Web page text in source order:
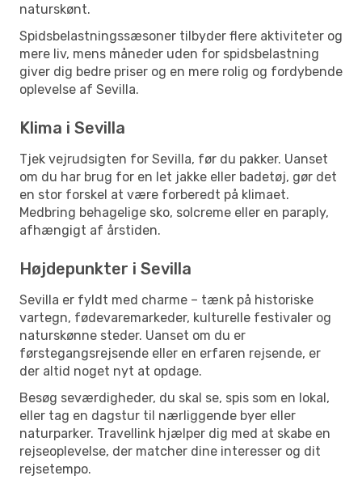
naturskønt.
Spidsbelastningssæsoner tilbyder flere aktiviteter og
mere liv, mens måneder uden for spidsbelastning
giver dig bedre priser og en mere rolig og fordybende
oplevelse af Sevilla.
Klima i Sevilla
Tjek vejrudsigten for Sevilla, før du pakker. Uanset
om du har brug for en let jakke eller badetøj, gør det
en stor forskel at være forberedt på klimaet.
Medbring behagelige sko, solcreme eller en paraply,
afhængigt af årstiden.
Højdepunkter i Sevilla
Sevilla er fyldt med charme – tænk på historiske
vartegn, fødevaremarkeder, kulturelle festivaler og
naturskønne steder. Uanset om du er
førstegangsrejsende eller en erfaren rejsende, er
der altid noget nyt at opdage.
Besøg seværdigheder, du skal se, spis som en lokal,
eller tag en dagstur til nærliggende byer eller
naturparker. Travellink hjælper dig med at skabe en
rejseoplevelse, der matcher dine interesser og dit
rejsetempo.